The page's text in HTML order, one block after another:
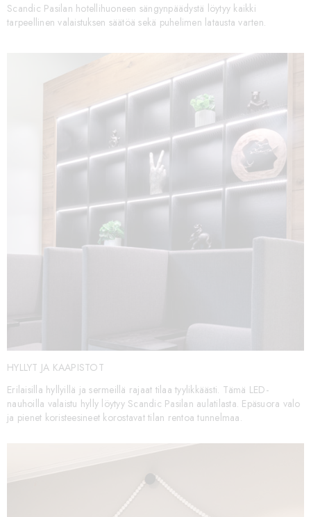
Scandic Pasilan hotellihuoneen sängynpäädystä löytyy kaikki
tarpeellinen valaistuksen säätöä sekä puhelimen latausta varten.
HYLLYT JA KAAPISTOT
Erilaisilla hyllyillä ja sermeillä rajaat tilaa tyylikkäästi. Tämä LED-
nauhoilla valaistu hylly löytyy Scandic Pasilan aulatilasta. Epäsuora valo
ja pienet koristeesineet korostavat tilan rentoa tunnelmaa.